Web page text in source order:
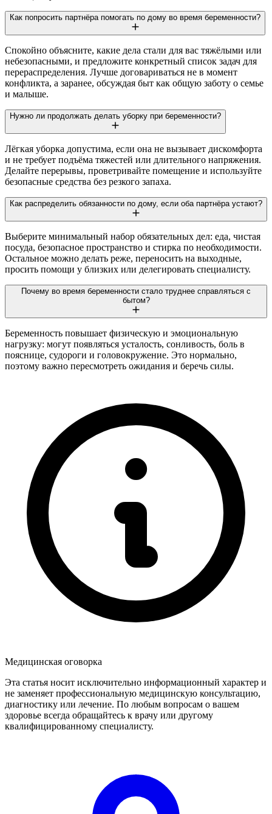
Как попросить партнёра помогать по дому во время беременности?
Спокойно объясните, какие дела стали для вас тяжёлыми или
небезопасными, и предложите конкретный список задач для
перераспределения. Лучше договариваться не в момент
конфликта, а заранее, обсуждая быт как общую заботу о семье
и малыше.
Нужно ли продолжать делать уборку при беременности?
Лёгкая уборка допустима, если она не вызывает дискомфорта
и не требует подъёма тяжестей или длительного напряжения.
Делайте перерывы, проветривайте помещение и используйте
безопасные средства без резкого запаха.
Как распределить обязанности по дому, если оба партнёра устают?
Выберите минимальный набор обязательных дел: еда, чистая
посуда, безопасное пространство и стирка по необходимости.
Остальное можно делать реже, переносить на выходные,
просить помощи у близких или делегировать специалисту.
Почему во время беременности стало труднее справляться с
бытом?
Беременность повышает физическую и эмоциональную
нагрузку: могут появляться усталость, сонливость, боль в
пояснице, судороги и головокружение. Это нормально,
поэтому важно пересмотреть ожидания и беречь силы.
Медицинская оговорка
Эта статья носит исключительно информационный характер и
не заменяет профессиональную медицинскую консультацию,
диагностику или лечение. По любым вопросам о вашем
здоровье всегда обращайтесь к врачу или другому
квалифицированному специалисту.